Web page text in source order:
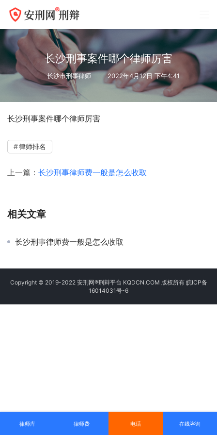
长沙刑事案件哪个律师厉害
长沙市刑事律师 2022年4月12日 下午4:41
长沙刑事案件哪个律师厉害
律师排名
上一篇： 长沙刑事律师费一般是怎么收取
相关文章
长沙刑事律师费一般是怎么收取
Copyright © 2019-2022 安刑网®刑辩平台 KQDCN.COM 版权所有 皖ICP备
16014031号-6
律师库 律师费 电话 在线咨询